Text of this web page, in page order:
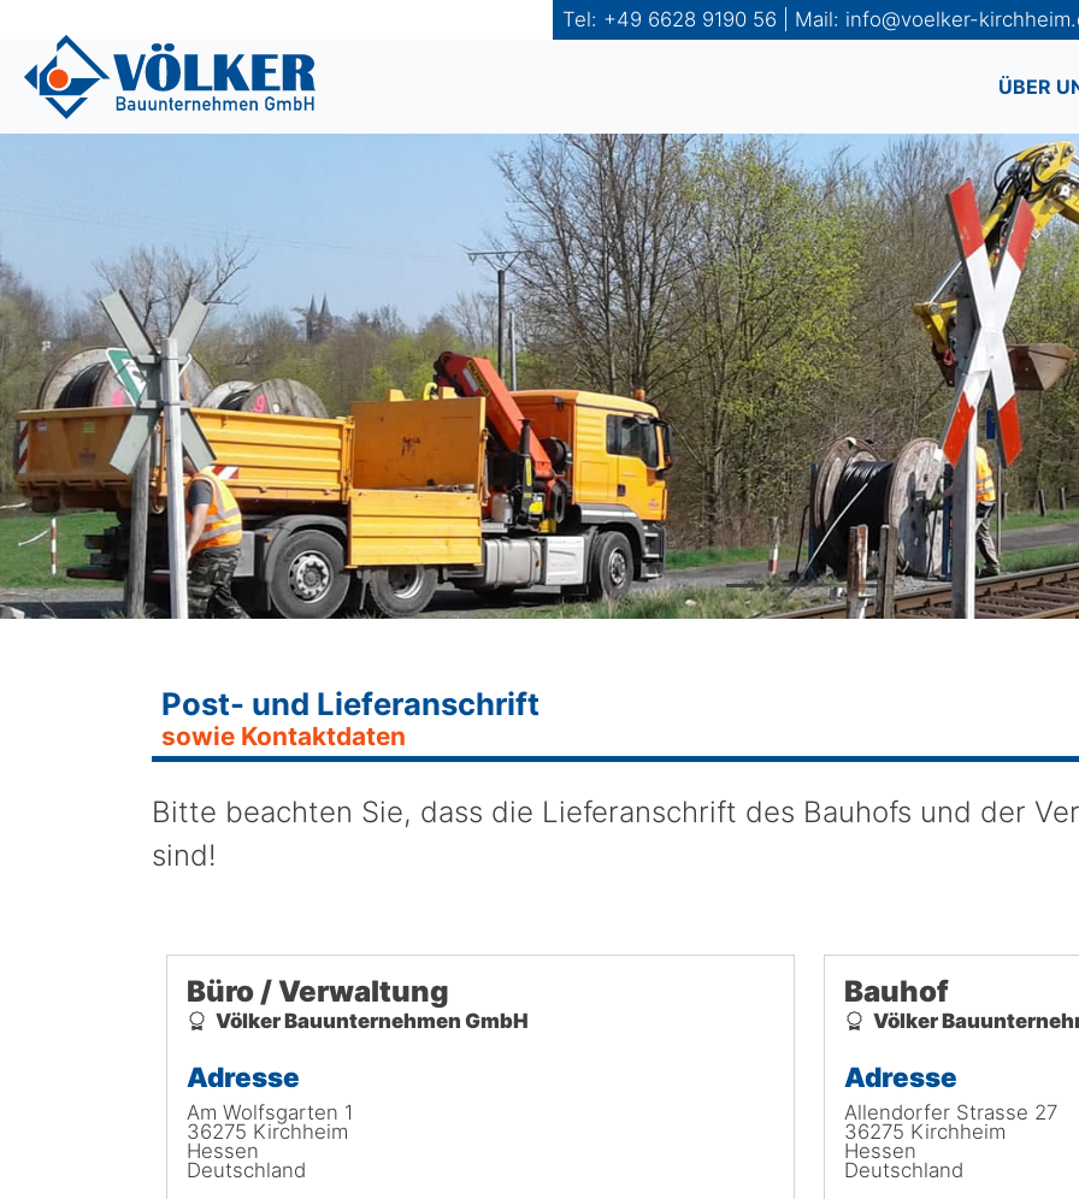
Tel: +49 6628 9190 56 | Mail: info@voelker-
ÜBER
Previous
Post- und Lieferanschrift
sowie Kontaktdaten
Bitte beachten Sie, dass die Lieferanschrift des Bauhofs und der
sind!
Büro / Verwaltung
Völker Bauunternehmen GmbH
Adresse
Am Wolfsgarten 1
36275 Kirchheim
Hessen
Deutschland
Bauhof
Völker
Adresse
Allendorfer Strasse 27
36275 Kirchheim
Hessen
Deutschland